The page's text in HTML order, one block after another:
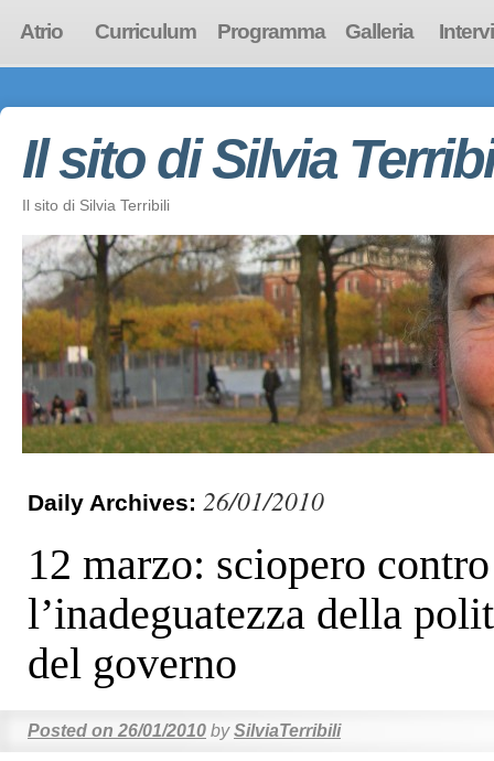
Atrio Curriculum Programma Galleria
Il sito di Silvia
Il sito di Silvia Terribili
Daily Archives: 26/01/2010
12 marzo: sciopero contro
l’inadeguatezza della
del governo
Posted on 26/01/2010 by SilviaTerribili